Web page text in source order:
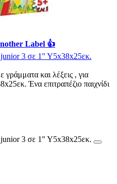
Label 👍
junior 3 σε 1" Υ5x38x25εκ.
γράμματα και λέξεις , για
Ένα επιτραπέζιο παιχνίδι
junior 3 σε 1" Υ5x38x25εκ.